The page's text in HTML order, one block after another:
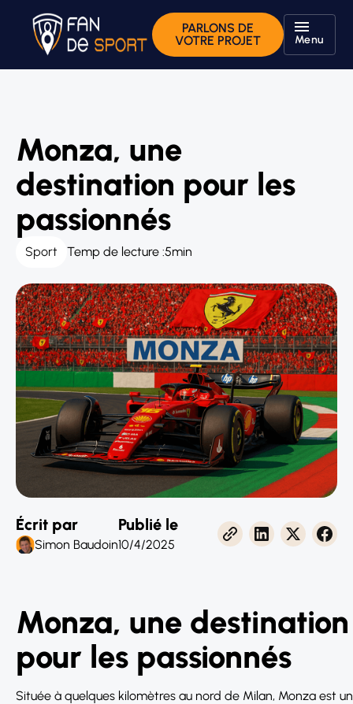
PARLONS DE
VOTRE PROJET
Menu
Monza, une
destination pour les
passionnés
Sport Temp de lecture :5min
Écrit par
Simon Baudoin
Publié le
10/4/2025
Monza, une destination
pour les passionnés
Située à quelques kilomètres au nord de Milan, Monza est